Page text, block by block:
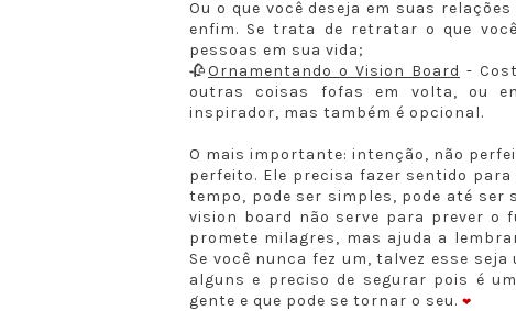
Ou o que você deseja em suas
enfim. Se trata de retratar o que
pessoas em sua vida;
🥀 Ornamentando o Vision Board -
outras coisas fofas em volta, ou
inspirador, mas também é opcional.
O mais importante: intenção, não
perfeito. Ele precisa fazer sentido
tempo, pode ser simples, pode até ser
vision board não serve para prever o
promete milagres, mas ajuda a
Se você nunca fez um, talvez esse
alguns e preciso de segurar pois é
gente e que pode se tornar o seu. ❤